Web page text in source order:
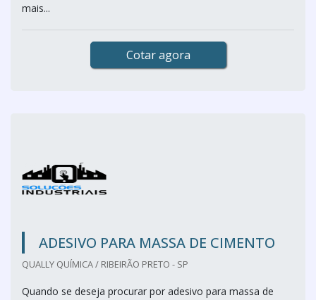
mais...
Cotar agora
ADESIVO PARA MASSA DE CIMENTO
QUALLY QUÍMICA / RIBEIRÃO PRETO - SP
Quando se deseja procurar por adesivo para massa de